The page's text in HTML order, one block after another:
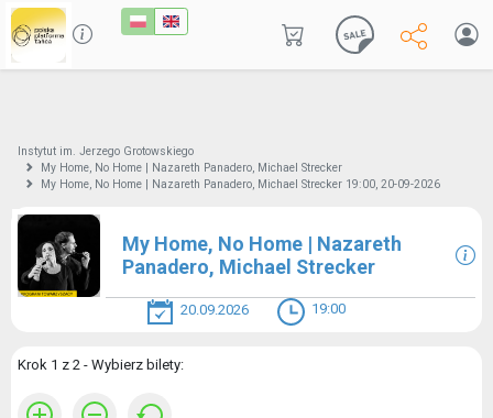
Instytut im. Jerzego Grotowskiego
My Home, No Home | Nazareth Panadero, Michael Strecker
My Home, No Home | Nazareth Panadero, Michael Strecker 19:00, 20-09-2026
My Home, No Home | Nazareth
Panadero, Michael Strecker
20.09.2026 19:00
Krok 1 z 2 - Wybierz bilety: